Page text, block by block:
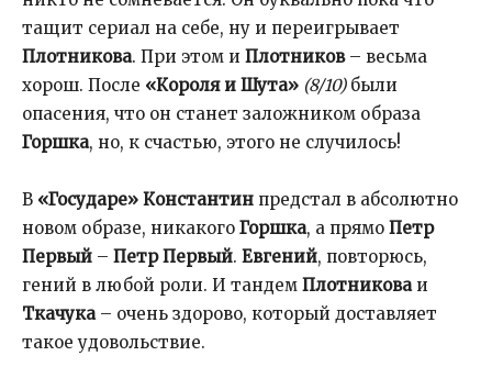
тащит сериал на себе, ну и переигрывает
Плотникова. При этом и Плотников– весьма
хорош. После «Короля и Шута» (8/10)были
опасения, что он станет заложником образа
Горшка, но, к счастью, этого не случилось!
В «Государе» Константин предстал в абсолютно
новом образе, никакого Горшка, а прямо Петр
Первый – Петр Первый. Евгений, повторюсь,
гений в любой роли. И тандем Плотниковаи
Ткачука– очень здорово, который доставляет
такое удовольствие.